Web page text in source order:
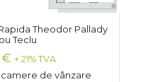
Theodor Pallady
Teclu
€ + 21% TVA
de vânzare